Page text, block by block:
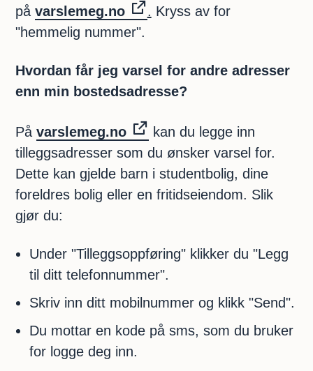
påvarslemeg.no . Kryss av for
"hemmelig nummer".
Hvordan får jeg varsel for andre adresser
enn min bostedsadresse?
Påvarslemeg.no
kan du legge inn
tilleggsadresser som du ønsker varsel for.
Dette kan gjelde barn i studentbolig, dine
foreldres bolig eller en fritidseiendom. Slik
gjør du:
Under "Tilleggsoppføring" klikker du "Legg
til ditt telefonnummer".
Skriv inn ditt mobilnummer og klikk "Send".
Du mottar en kode på sms, som du bruker
for logge deg inn.